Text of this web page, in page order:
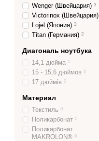
Wenger (Швейцария) 3
Victorinox (Швейцария)
Lojel (Япония) 3
Titan (Германия) 2
Диагональ ноутбука
14,1 дюйма 0
15 - 15,6 дюймов 0
17 дюймів 0
Материал
Текстиль 0
Поликарбонат 0
Поликарбонат
MAKROLON® 0